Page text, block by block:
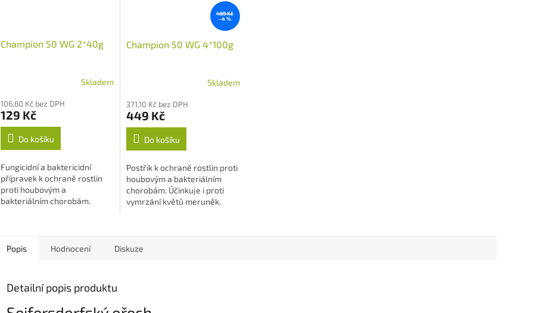
Champion 50 WG 2*40g
Skladem
106,60 Kč bez DPH
129 Kč
Do košíku
Fungicidní a baktericidní
přípravek k ochraně rostlin
proti houbovým a
bakteriálním chorobám.
469 Kč
–4 %
Champion 50 WG 4*100g
produktu
je
5,0
5
hvězdiček.
Skladem
371,10 Kč bez DPH
449 Kč
Do košíku
Postřik k ochraně rostlin proti
houbovým a bakteriálním
chorobám. Účinkuje i proti
vymrzání květů meruněk.
Popis Hodnocení Diskuze
Detailní popis produktu